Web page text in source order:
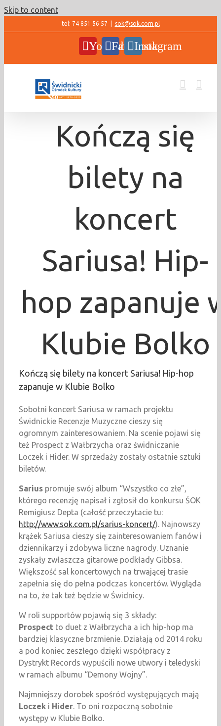
Skip to content
tel: 74 851 56 57 sok@sok.com.pl
YouTubeFacebookInstagram
Kończą się
bilety na
koncert
Sariusa! Hip-
hop zapanuje
Klubie Bolko
Kończą się bilety na koncert Sariusa! Hip-hop
zapanuje w Klubie Bolko
Sobotni koncert Sariusa w ramach projektu
Świdnickie Recenzje Muzyczne cieszy się
ogromnym zainteresowaniem. Na scenie pojawi się
też Prospect z Wałbrzycha oraz świdniczanie
Loczek i Hider. W sprzedaży zostały ostatnie sztuki
biletów.
Sarius promuje swój album “Wszystko co złe”,
którego recenzję napisał i zgłosił do konkursu ŚOK
Remigiusz Depta (całość przeczytacie tu:
http://www.sok.com.pl/sarius-koncert/). Najnowszy
krążek Sariusa cieszy się zainteresowaniem fanów i
dziennikarzy i zdobywa liczne nagrody. Uznanie
zyskały zwłaszcza gitarowe podkłady Gibbsa.
Większość sal koncertowych na trwającej trasie
zapełnia się do pełna podczas koncertów. Wygląda
na to, że tak też będzie w Świdnicy.
W roli supportów pojawią się 3 składy:
Prospect to duet z Wałbrzycha a ich hip-hop ma
bardziej klasyczne brzmienie. Działają od 2014 roku
a pod koniec zeszłego dzięki współpracy z
Dystrykt Records wypuścili nowe utwory i teledyski
w ramach albumu “Demony Wojny”.
Najmniejszy dorobek spośród występujących mają
Loczek i Hider. To oni rozpoczną sobotnie
występy w Klubie Bolko.